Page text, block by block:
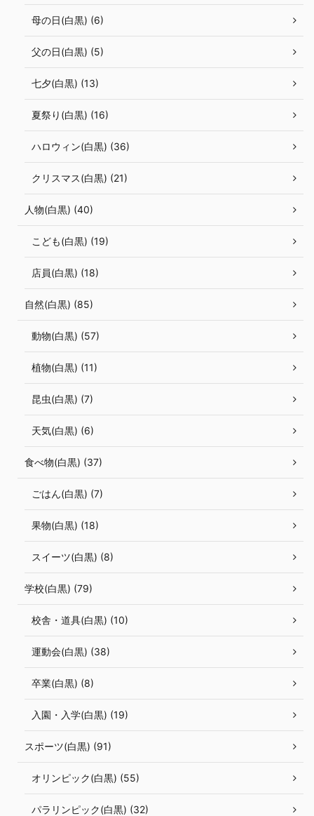
母の日(白黒) (6)
父の日(白黒) (5)
七夕(白黒) (13)
夏祭り(白黒) (16)
ハロウィン(白黒) (36)
クリスマス(白黒) (21)
人物(白黒) (40)
こども(白黒) (19)
店員(白黒) (18)
自然(白黒) (85)
動物(白黒) (57)
植物(白黒) (11)
昆虫(白黒) (7)
天気(白黒) (6)
食べ物(白黒) (37)
ごはん(白黒) (7)
果物(白黒) (18)
スイーツ(白黒) (8)
学校(白黒) (79)
校舎・道具(白黒) (10)
運動会(白黒) (38)
卒業(白黒) (8)
入園・入学(白黒) (19)
スポーツ(白黒) (91)
オリンピック(白黒) (55)
パラリンピック(白黒) (32)